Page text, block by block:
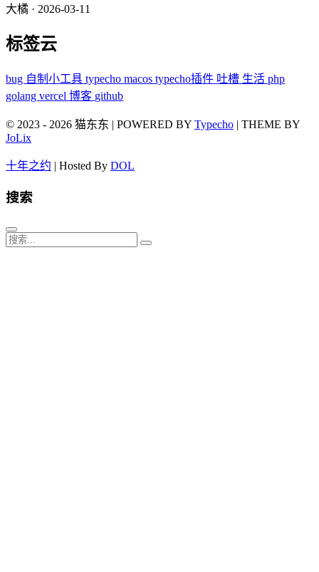
大橘 · 2026-03-11
标签云
bug 自制小工具 typecho macos typecho插件 吐槽 生活 php
golang vercel 博客 github
© 2023 - 2026 猫东东 | POWERED BY Typecho | THEME BY
JoLix
十年之约 | Hosted By DOL
搜索